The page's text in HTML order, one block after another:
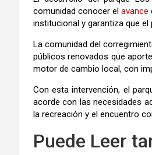
comunidad conocer elavance
institucional y garantiza que
La comunidad del
públicos renovados que
motor de cambio local, con
Con esta intervención, el
acorde con las necesidades
la recreación y el encuentro
Puede Leer